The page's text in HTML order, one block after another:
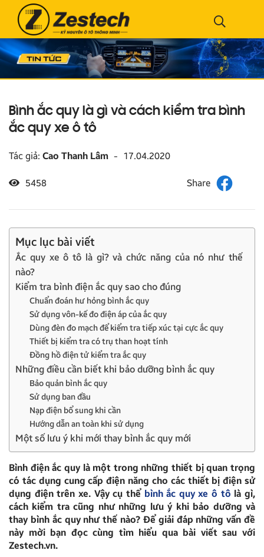
Bình ắc quy là gì và cách kiểm tra bình
ắc quy xe ô tô
Tác giả: Cao Thanh Lâm - 17.04.2020
5458
Mục lục bài viết
Ắc quy xe ô tô là gì? và chức năng của nó như thế
nào?
Kiểm tra bình điện ắc quy sao cho đúng
Chuẩn đoán hư hỏng bình ắc quy
Sử dụng vôn-kế đo điện áp của ắc quy
Dùng đèn đo mạch để kiểm tra tiếp xúc tại cực ắc quy
Thiết bị kiểm tra có trụ than hoạt tính
Đồng hồ điện tử kiểm tra ắc quy
Những điều cần biết khi bảo dưỡng bình ắc quy
Bảo quản bình ắc quy
Sử dụng ban đầu
Nạp điện bổ sung khi cần
Hướng dẫn an toàn khi sử dụng
Một số lưu ý khi mới thay bình ắc quy mới
Bình điện ắc quy là một trong những thiết bị quan trọng
có tác dụng cung cấp điện năng cho các thiết bị điện sử
dụng điện trên xe. Vậy cụ thể bình ắc quy xe ô tô là gì,
cách kiểm tra cũng như những lưu ý khi bảo dưỡng và
thay bình ắc quy như thế nào? Để giải đáp những vấn đề
này mời bạn đọc cùng tìm hiểu qua bài viết sau với
Zestech.vn.